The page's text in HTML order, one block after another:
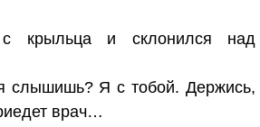
крыльца и склонился над
слышишь? Я с тобой. Держись,
врач…